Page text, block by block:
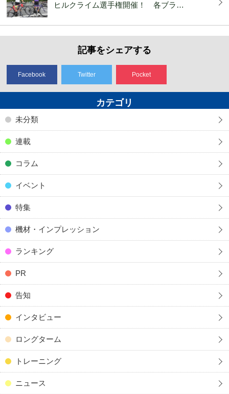
ヒルクライム選手権開催！ 各ブラ…
記事をシェアする
Facebook Twitter Pocket
カテゴリ
未分類
連載
コラム
イベント
特集
機材・インプレッション
ランキング
PR
告知
インタビュー
ロングターム
トレーニング
ニュース